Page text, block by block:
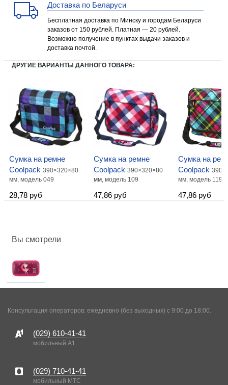
Доставка по Беларуси
Бесплатная доставка по Минску и городам Беларуси
заказов от 150 рублей. Платная — 20 рублей.
Возможно получение в пунктах выдачи заказов и
доставка почтой.
ДРУГИЕ ВАРИАНТЫ ДАННОГО ТОВАРА:
Сумка на ремне
Coolpack 390×320×80
мм, модель 049
28,78 руб
Сумка на ремне
Coolpack 390×320×80
мм, модель 109
47,86 руб
Сумка на
Coolpack
мм, модель 119
47,86 руб
Вы смотрели
Консультация операторов: ежедневно (без выходных) с 9:00 до 18:00.
(029) 610-41-41
мобильный A1
(029) 710-41-41
мобильный MTC